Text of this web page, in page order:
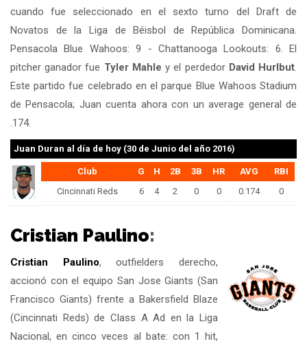
cuando fue seleccionado en el sexto turno del Draft de
Novatos de la Liga de Béisbol de República Dominicana.
Pensacola Blue Wahoos: 9 - Chattanooga Lookouts: 6. El
pitcher ganador fue Tyler Mahle y el perdedor David Hurlbut.
Este partido fue celebrado en el parque Blue Wahoos Stadium
de Pensacola; Juan cuenta ahora con un average general de
.174.
Juan Duran al día de hoy (30 de Junio del año 2016)
Club G H 2B 3B HR AVG
RBI
Cincinnati Reds
6 4 2 0 0 0.174 0
Cristian Paulino:
Cristian Paulino, outfielders derecho,
accionó con el equipo San Jose Giants (San
Francisco Giants) frente a Bakersfield Blaze
(Cincinnati Reds) de Class A Ad en la Liga
Nacional, en cinco veces al bate: con 1 hit,